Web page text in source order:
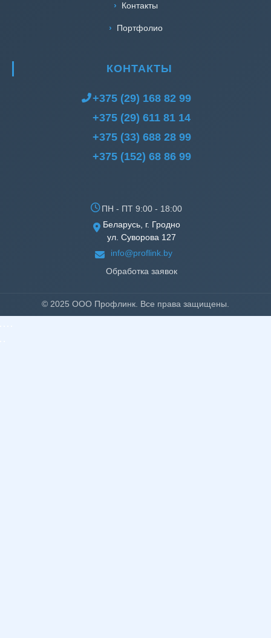
Контакты
Портфолио
КОНТАКТЫ
+375 (29) 168 82 99
+375 (29) 611 81 14
+375 (33) 688 28 99
+375 (152) 68 86 99
ПН - ПТ 9:00 - 18:00
Беларусь, г. Гродно
ул. Суворова 127
info@proflink.by
Обработка заявок
© 2025 ООО Профлинк. Все права защищены.